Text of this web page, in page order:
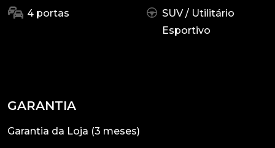
4 portas
SUV / Utilitário
Esportivo
GARANTIA
Garantia da Loja (3 meses)